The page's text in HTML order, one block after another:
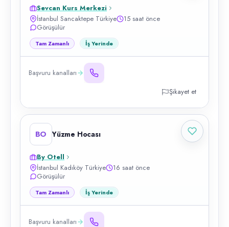
Sevcan Kurs Merkezi
İstanbul Sancaktepe Türkiye
15 saat önce
Görüşülür
Tam Zamanlı İş Yerinde
Başvuru kanalları
Şikayet et
BO Yüzme Hocası
By Otell
İstanbul Kadıköy Türkiye
16 saat önce
Görüşülür
Tam Zamanlı İş Yerinde
Başvuru kanalları